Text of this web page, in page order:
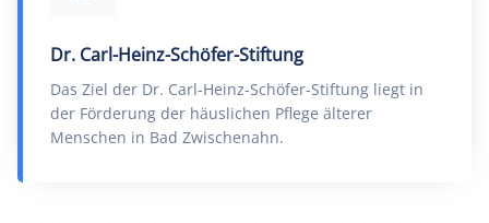
Dr. Carl-Heinz-Schöfer-Stiftung
Das Ziel der Dr. Carl-Heinz-Schöfer-Stiftung liegt in
der Förderung der häuslichen Pflege älterer
Menschen in Bad Zwischenahn.